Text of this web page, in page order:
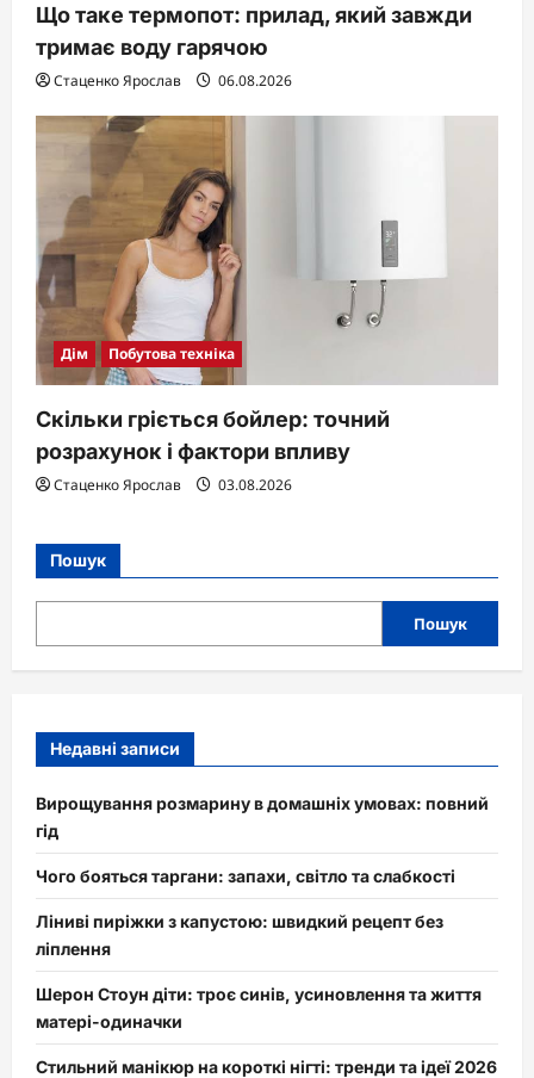
Що таке термопот: прилад, який завжди
тримає воду гарячою
Стаценко Ярослав 06.08.2026
Дім Побутова техніка
Скільки гріється бойлер: точний
розрахунок і фактори впливу
Стаценко Ярослав 03.08.2026
Пошук
Пошук
Недавні записи
Вирощування розмарину в домашніх умовах: повний
гід
Чого бояться таргани: запахи, світло та слабкості
Ліниві пиріжки з капустою: швидкий рецепт без
ліплення
Шерон Стоун діти: троє синів, усиновлення та життя
матері-одиначки
Стильний манікюр на короткі нігті: тренди та ідеї 2026